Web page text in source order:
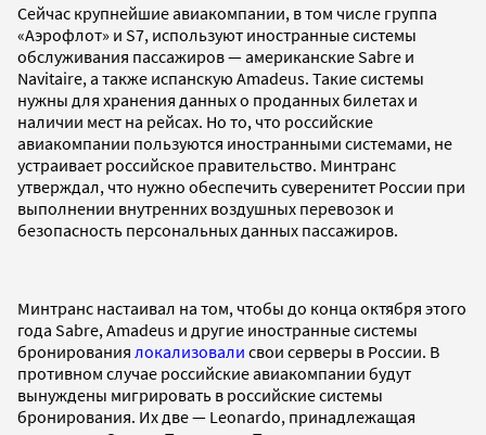
Сейчас крупнейшие авиакомпании, в том числе группа
«Аэрофлот» и S7, используют иностранные системы
обслуживания пассажиров — американские Sabre и
Navitaire, а также испанскую Amadeus. Такие системы
нужны для хранения данных о проданных билетах и
наличии мест на рейсах. Но то, что российские
авиакомпании пользуются иностранными системами, не
устраивает российское правительство. Минтранс
утверждал, что нужно обеспечить суверенитет России при
выполнении внутренних воздушных перевозок и
безопасность персональных данных пассажиров.
Минтранс настаивал на том, чтобы до конца октября этого
года Sabre, Amadeus и другие иностранные системы
бронирования локализовали свои серверы в России. В
противном случае российские авиакомпании будут
вынуждены мигрировать в российские системы
бронирования. Их две — Leonardo, принадлежащая